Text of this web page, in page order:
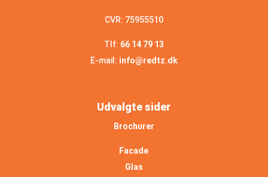
CVR: 75955510
Tlf: 66 14 79 13
E-mail: info@redtz.dk
Udvalgte sider
Brochurer
Facade
Glas